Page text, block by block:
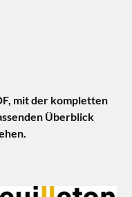
mit der kompletten
Überblick